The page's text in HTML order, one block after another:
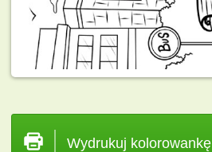
Wydrukuj kolorowankę